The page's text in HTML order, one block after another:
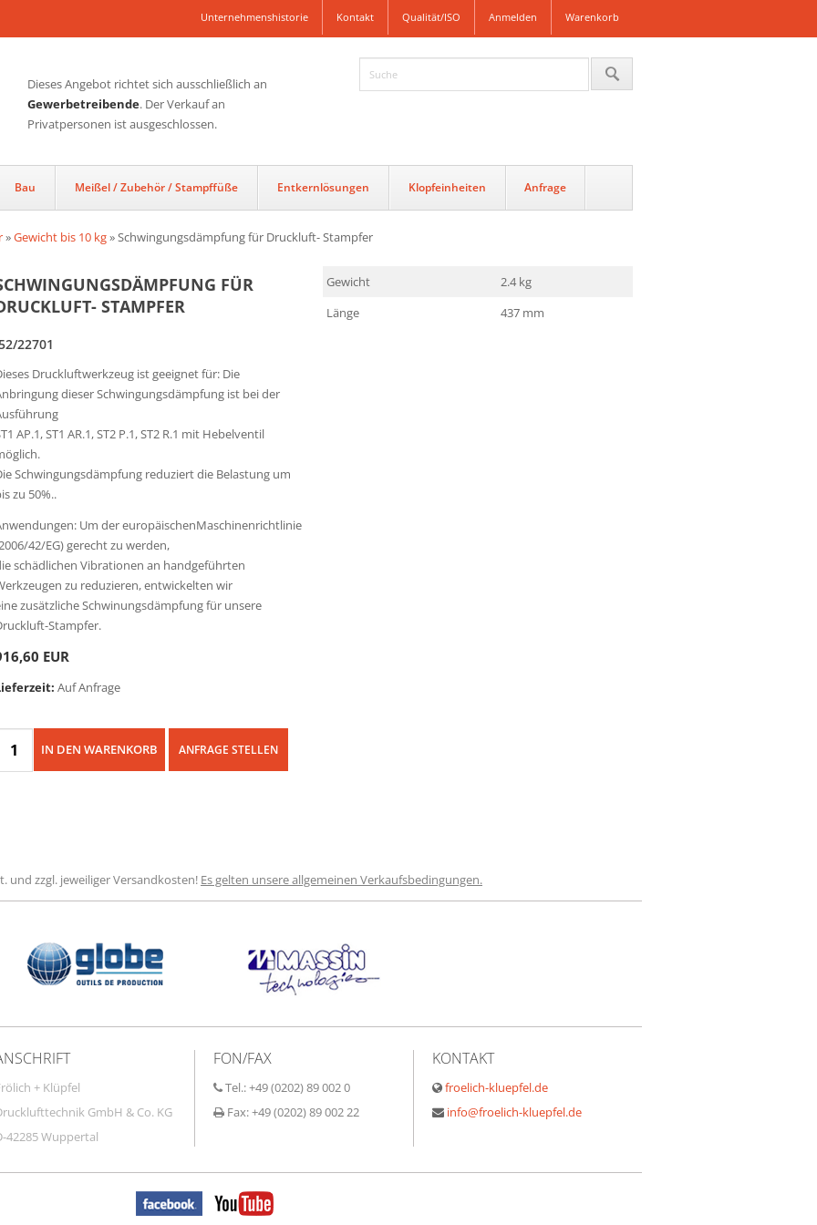
Unternehmenshistorie Kontakt Qualität/ISO Anmelden Warenkorb
Dieses Angebot richtet sich ausschließlich an
Gewerbetreibende. Der Verkauf an
Privatpersonen ist ausgeschlossen.
Bau Meißel / Zubehör / Stampffüße Entkernlösungen Klopfeinheiten Anfrage
»Gewicht bis 10 kg»Schwingungsdämpfung für Druckluft- Stampfer
FÜR
STAMPFER
22701
Druckluftwerkzeug ist geeignet für: Die
dieser Schwingungsdämpfung ist bei der
AP.1, ST1 AR.1, ST2 P.1, ST2 R.1 mit Hebelventil
Schwingungsdämpfung reduziert die Belastung um
zu 50%..
Um der europäischenMaschinenrichtlinie
42/EG) gerecht zu werden,
schädlichen Vibrationen an handgeführten
zu reduzieren, entwickelten wir
zusätzliche Schwinungsdämpfung für unsere
Stampfer.
EUR
Auf Anfrage
IN DEN WARENKORB ANFRAGE STELLEN
Gewicht
2.4 kg
Länge
437 mm
und zzgl. jeweiliger Versandkosten! Es gelten unsere allgemeinen Verkaufsbedingungen.
+ Klüpfel
GmbH & Co. KG
42285 Wuppertal
FON/FAX
Tel.: +49 (0202) 89 002 0
Fax: +49 (0202) 89 002 22
KONTAKT
froelich-kluepfel.de
info@froelich-kluepfel.de